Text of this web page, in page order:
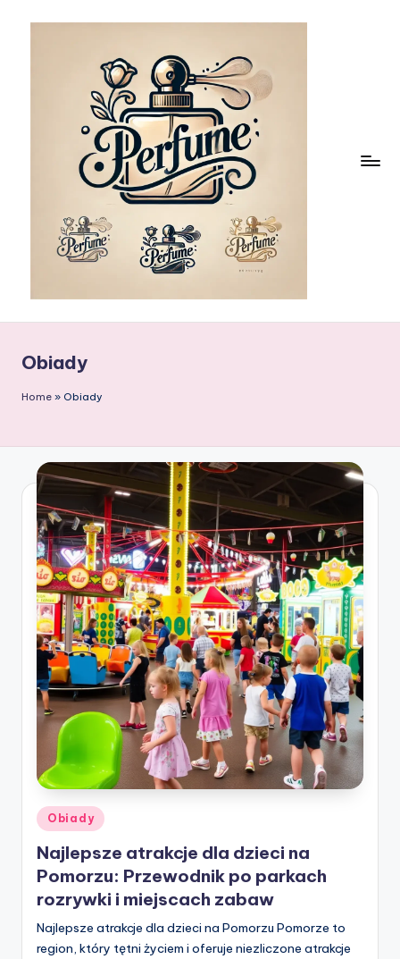
Obiady
Home » Obiady
Posted
in
Obiady
Najlepsze atrakcje dla dzieci na
Pomorzu: Przewodnik po parkach
rozrywki i miejscach zabaw
Najlepsze atrakcje dla dzieci na Pomorzu Pomorze to
region, który tętni życiem i oferuje niezliczone atrakcje